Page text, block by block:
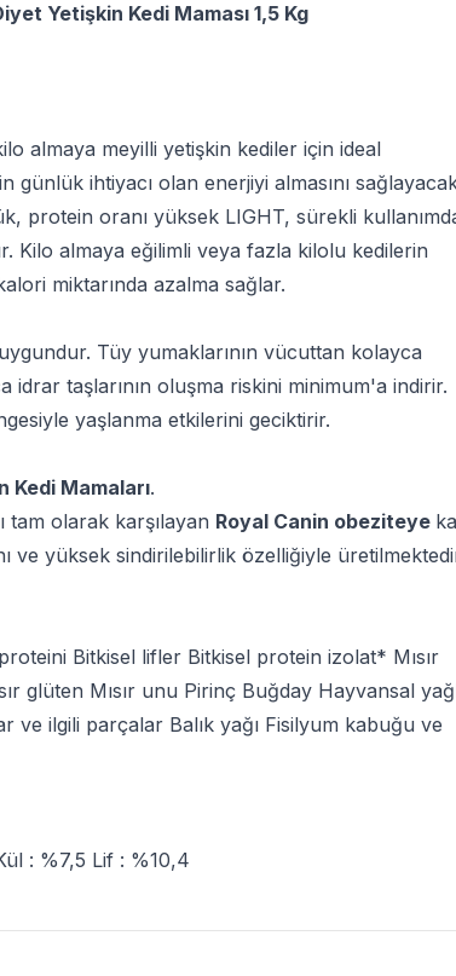
Yetişkin Kedi Maması 1,5 Kg
almaya meyilli yetişkin kediler için ideal
günlük ihtiyacı olan enerjiyi almasını
protein oranı yüksek LIGHT, sürekli
Kilo almaya eğilimli veya fazla kilolu kedilerin
miktarında azalma sağlar.
Tüy yumaklarının vücuttan kolayca
idrar taşlarının oluşma riskini minimum'a indirir.
yaşlanma etkilerini geciktirir.
Kedi Mamaları.
tam olarak karşılayan Royal Canin obeziteye
ve yüksek sindirilebilirlik özelliğiyle
Bitkisel lifler Bitkisel protein izolat* Mısır
glüten Mısır unu Pirinç Buğday Hayvansal
ve ilgili parçalar Balık yağı Fisilyum kabuğu ve
: %7,5 Lif : %10,4